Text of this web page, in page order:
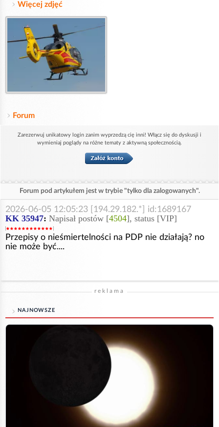
Więcej zdjęć
Forum
Zarezerwuj unikatowy login zanim wyprzedzą cię inni! Włącz się do dyskusji i
wymieniaj poglądy na różne tematy z aktywną społecznością.
Forum pod artykułem jest w trybie "tylko dla zalogowanych".
2026-06-05 12:05:23 [194.29.182.*] id:1689167
KK 35947: Napisał postów [4504], status [VIP]
Przepisy o nieśmiertelności na PDP nie działają? no
nie może być....
reklama
NAJNOWSZE